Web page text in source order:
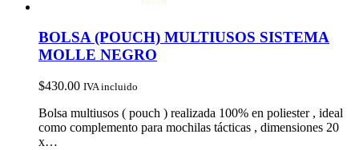
BOLSA (POUCH) MULTIUSOS SISTEMA
MOLLE NEGRO
$430.00 IVA incluido
Bolsa multiusos ( pouch ) realizada 100% en poliester , ideal
como complemento para mochilas tácticas , dimensiones 20
x…